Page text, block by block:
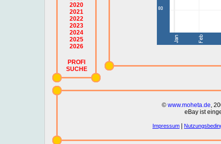
2020
2021
2022
2023
2024
2025
2026
PROFI
SUCHE
© www.moheta.de,
eBay ist
Impressum